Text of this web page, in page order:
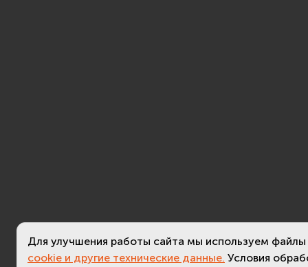
Для улучшения работы сайта мы используем файлы
cookie и другие технические данные. Условия